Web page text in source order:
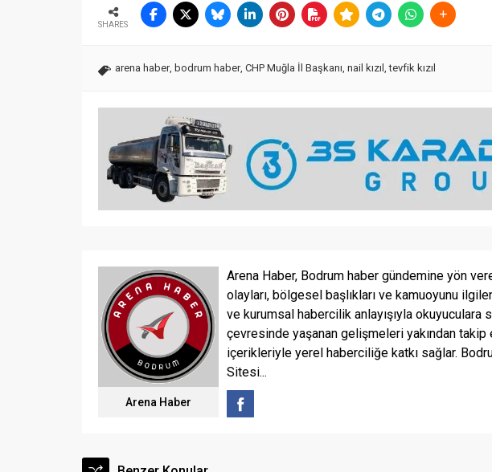
SHARES
arena haber, bodrum haber, CHP Muğla İl Başkanı nail kızıl ,tevfik kızıl
Arena Haber
Arena Haber, Bodrum haber gündemine yön
olayları, bölgesel başlıkları ve kamuoyunu
ve kurumsal habercilik anlayışıyla okuyuculara
çevresinde yaşanan gelişmeleri yakından
içerikleriyle yerel haberciliğe katkı sağlar.
Sitesi...